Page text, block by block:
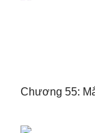
Chương 55: